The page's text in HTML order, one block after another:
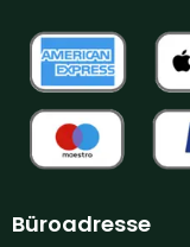
Büroadresse